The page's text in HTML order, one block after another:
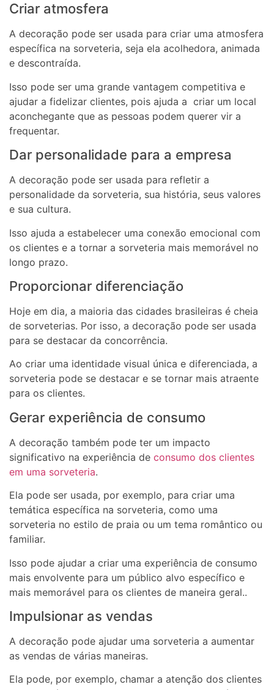
Criar atmosfera
A decoração pode ser usada para criar uma atmosfera
específica na sorveteria, seja ela acolhedora, animada
e descontraída.
Isso pode ser uma grande vantagem competitiva e
ajudar a fidelizar clientes, pois ajuda a criar um local
aconchegante que as pessoas podem querer vir a
frequentar.
Dar personalidade para a empresa
A decoração pode ser usada para refletir a
personalidade da sorveteria, sua história, seus valores
e sua cultura.
Isso ajuda a estabelecer uma conexão emocional com
os clientes e a tornar a sorveteria mais memorável no
longo prazo.
Proporcionar diferenciação
Hoje em dia, a maioria das cidades brasileiras é cheia
de sorveterias. Por isso, a decoração pode ser usada
para se destacar da concorrência.
Ao criar uma identidade visual única e diferenciada, a
sorveteria pode se destacar e se tornar mais atraente
para os clientes.
Gerar experiência de consumo
A decoração também pode ter um impacto
significativo na experiência de consumo dos clientes
em uma sorveteria.
Ela pode ser usada, por exemplo, para criar uma
temática específica na sorveteria, como uma
sorveteria no estilo de praia ou um tema romântico ou
familiar.
Isso pode ajudar a criar uma experiência de consumo
mais envolvente para um público alvo específico e
mais memorável para os clientes de maneira geral..
Impulsionar as vendas
A decoração pode ajudar uma sorveteria a aumentar
as vendas de várias maneiras.
Ela pode, por exemplo, chamar a atenção dos clientes